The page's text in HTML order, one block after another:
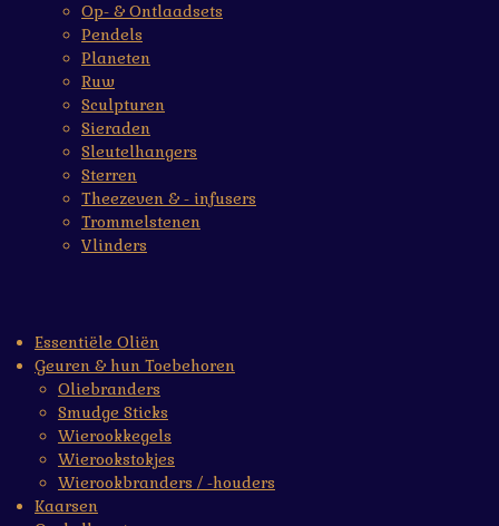
Op- & Ontlaadsets
Pendels
Planeten
Ruw
Sculpturen
Sieraden
Sleutelhangers
Sterren
Theezeven & - infusers
Trommelstenen
Vlinders
Essentiële Oliën
Geuren & hun Toebehoren
Oliebranders
Smudge Sticks
Wierookkegels
Wierookstokjes
Wierookbranders / -houders
Kaarsen